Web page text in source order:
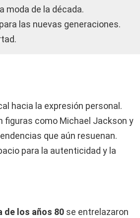
moda de la década.
las nuevas generaciones.
hacia la expresión personal.
figuras como Michael Jackson y
que aún resuenan.
para la autenticidad y la
de los años 80 se entrelazaron